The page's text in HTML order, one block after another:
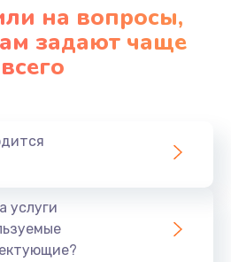
на вопросы,
задают чаще
всего
услуги